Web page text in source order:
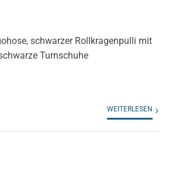
schwarzer Rollkragenpulli mit
Turnschuhe
WEITERLESEN